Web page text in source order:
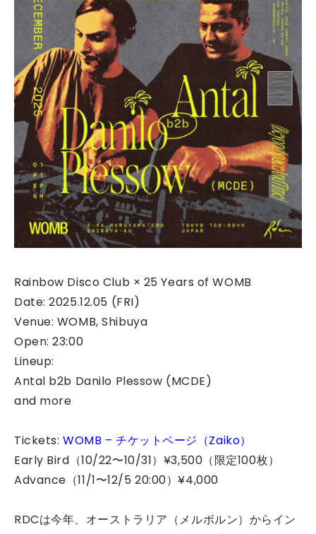
Rainbow Disco Club × 25 Years of WOMB
Date: 2025.12.05 (FRI)
Venue: WOMB, Shibuya
Open: 23:00
Lineup:
Antal b2b Danilo Plessow (MCDE)
and more
Tickets:WOMB – チケットページ（Zaiko）
Early Bird（10/22〜10/31）¥3,500（限定100枚）
Advance（11/1〜12/5 20:00）¥4,000
RDCは今年、オーストラリア（メルボルン）からイン